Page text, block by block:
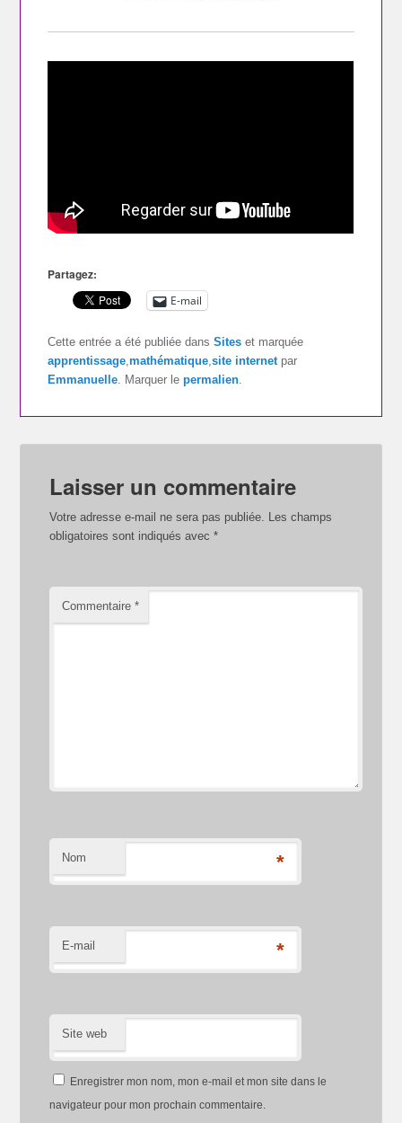
Partagez:
E-mail
Cette entrée a été publiée dansSites et marquée
apprentissage,mathématique,site internetpar
Emmanuelle. Marquer lepermalien.
Laisser un commentaire
Votre adresse e-mail ne sera pas publiée. Les champs
obligatoires sont indiqués avec*
Commentaire*
Nom *
E-mail *
Site web
Enregistrer mon nom, mon e-mail et mon site dans le
navigateur pour mon prochain commentaire.